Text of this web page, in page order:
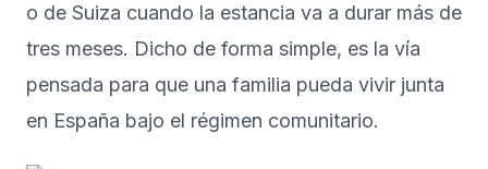
o de Suiza cuando la estancia va a durar más de
tres meses. Dicho de forma simple, es la vía
pensada para que una familia pueda vivir junta
en España bajo el régimen comunitario.